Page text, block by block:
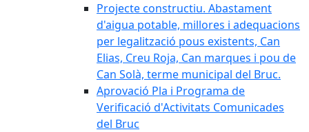
Projecte constructiu. Abastament
d'aigua potable, millores i adequacions
per legalització pous existents, Can
Elias, Creu Roja, Can marques i pou de
Can Solà, terme municipal del Bruc.
Aprovació Pla i Programa de
Verificació d'Activitats Comunicades
del Bruc